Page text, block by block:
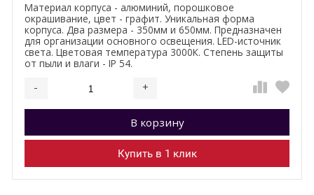
Материал корпуса - алюминий, порошковое
окрашивание, цвет - графит. Уникальная форма
корпуса. Два размера - 350мм и 650мм. Предназначен
для организации основного освещения. LED-источник
света. Цветовая температура 3000К. Степень защиты
от пыли и влаги - IP 54.
- +
Добавляется...
В корзину
Добавлен
Купить в 1 клик